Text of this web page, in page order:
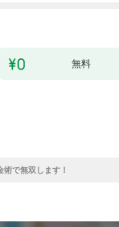
無料
で無双します！